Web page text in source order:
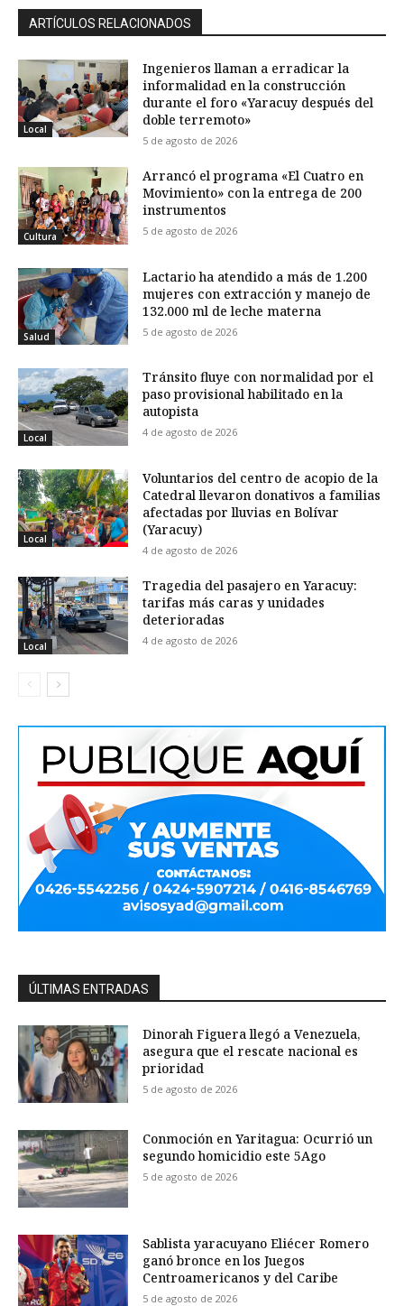
ARTÍCULOS RELACIONADOS
Local
Ingenieros llaman a erradicar la
informalidad en la construcción
durante el foro «Yaracuy después del
doble terremoto»
5 de agosto de 2026
Cultura
Arrancó el programa «El Cuatro en
Movimiento» con la entrega de 200
instrumentos
5 de agosto de 2026
Salud
Lactario ha atendido a más de 1.200
mujeres con extracción y manejo de
132.000 ml de leche materna
5 de agosto de 2026
Local
Tránsito fluye con normalidad por el
paso provisional habilitado en la
autopista
4 de agosto de 2026
Local
Voluntarios del centro de acopio de la
Catedral llevaron donativos a familias
afectadas por lluvias en Bolívar
(Yaracuy)
4 de agosto de 2026
Local
Tragedia del pasajero en Yaracuy:
tarifas más caras y unidades
deterioradas
4 de agosto de 2026
ÚLTIMAS ENTRADAS
Dinorah Figuera llegó a Venezuela,
asegura que el rescate nacional es
prioridad
5 de agosto de 2026
Conmoción en Yaritagua: Ocurrió un
segundo homicidio este 5Ago
5 de agosto de 2026
Sablista yaracuyano Eliécer Romero
ganó bronce en los Juegos
Centroamericanos y del Caribe
5 de agosto de 2026